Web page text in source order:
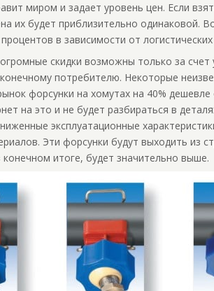
миром и задает уровень цен. Если
их будет приблизительно одинаковой.
в зависимости от
скидки возможны только за
потребителю. Некоторые
форсунки на хомутах на 40%
на это и не будет разбираться в
эксплуатационные
Эти форсунки будут выходить из
конечном итоге, будет значительно выше.